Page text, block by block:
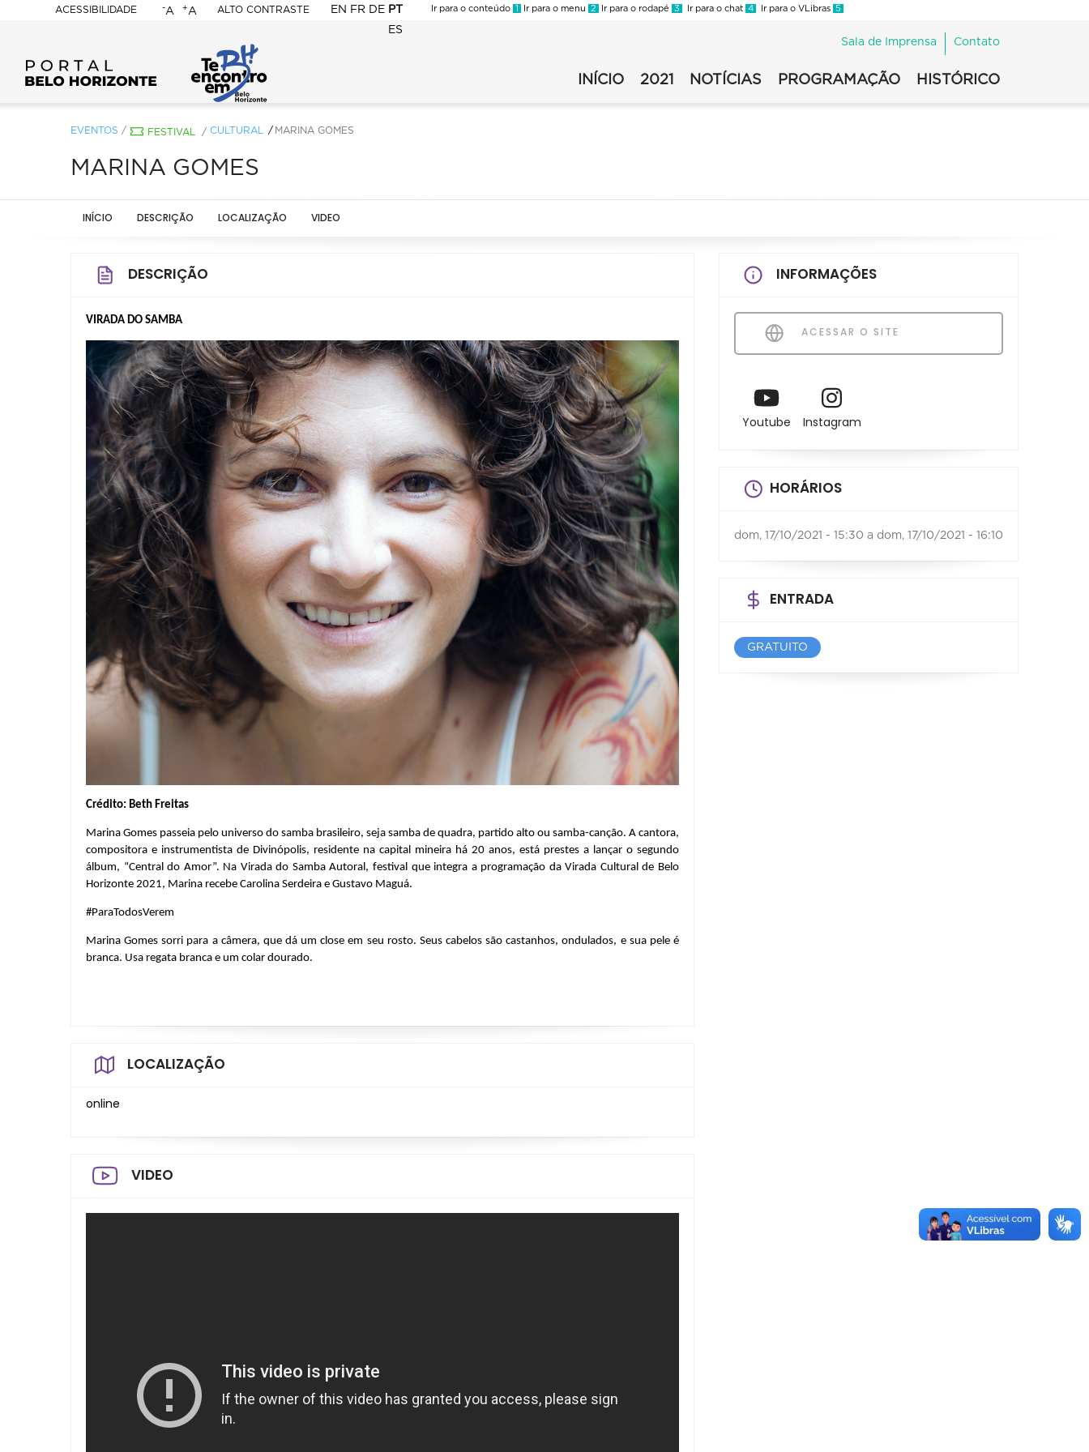
ACESSIBILIDADE
BELO
HORIZONTE
-A +A ALTO CONTRASTE EN FR DE PT
ES
Ir para o conteúdo 1 Ir para o menu 2 Ir para o rodapé 3 Ir para o chat 4 Ir para o VLibras 5
Sala de Imprensa Contato
INÍCIO 2021 NOTÍCIAS PROGRAMAÇÃO HISTÓRICO
EVENTOS / FESTIVAL / CULTURAL MARINA GOMES
MARINA GOMES
INÍCIO DESCRIÇÃO LOCALIZAÇÃO VIDEO
DESCRIÇÃO
VIRADA DO SAMBA
Crédito: Beth Freitas
Marina Gomes passeia pelo universo do samba brasileiro, seja samba de quadra, partido alto ou samba-canção. A cantora,
compositora e instrumentista de Divinópolis, residente na capital mineira há 20 anos, está prestes a lançar o segundo
álbum, “Central do Amor”. Na Virada do Samba Autoral, festival que integra a programação da Virada Cultural de Belo
Horizonte 2021, Marina recebe Carolina Serdeira e Gustavo Maguá.
#ParaTodosVerem
Marina Gomes sorri para a câmera, que dá um close em seu rosto. Seus cabelos são castanhos, ondulados, e sua pele é
branca. Usa regata branca e um colar dourado.
LOCALIZAÇÃO
online
VIDEO
INFORMAÇÕES
ACESSAR O SITE
Youtube Instagram
HORÁRIOS
dom, 17/10/2021 - 15:30 a dom, 17/10/2021 - 16:10
ENTRADA
GRATUITO